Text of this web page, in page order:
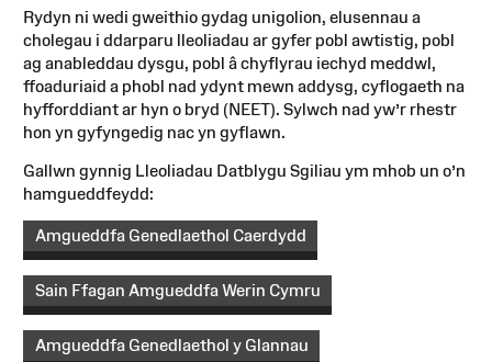
Rydyn ni wedi gweithio gydag unigolion, elusennau a
cholegau i ddarparu lleoliadau ar gyfer pobl awtistig, pobl
ag anableddau dysgu, pobl â chyflyrau iechyd meddwl,
ffoaduriaid a phobl nad ydynt mewn addysg, cyflogaeth na
hyfforddiant ar hyn o bryd (NEET). Sylwch nad yw’r rhestr
hon yn gyfyngedig nac yn gyflawn.
Gallwn gynnig Lleoliadau Datblygu Sgiliau ym mhob un o’n
hamgueddfeydd:
Amgueddfa Genedlaethol Caerdydd
Sain Ffagan Amgueddfa Werin Cymru
Amgueddfa Genedlaethol y Glannau